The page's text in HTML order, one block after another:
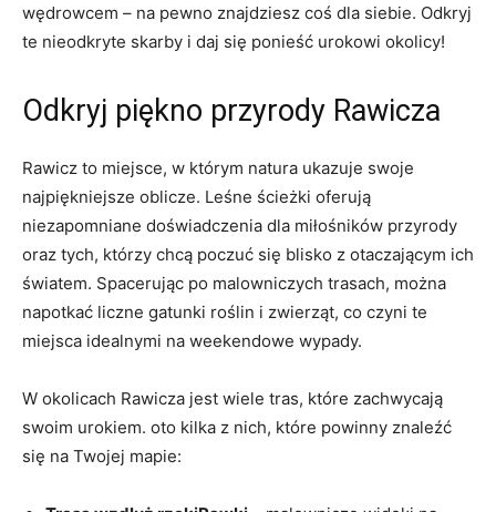
wędrowcem – na pewno znajdziesz coś dla siebie. Odkryj
te nieodkryte skarby i daj się ponieść urokowi okolicy!
Odkryj piękno przyrody Rawicza
Rawicz to miejsce, w którym natura ukazuje swoje
najpiękniejsze oblicze. Leśne ścieżki oferują
niezapomniane doświadczenia dla miłośników przyrody
oraz tych, którzy chcą poczuć się blisko z otaczającym ich
światem. Spacerując po malowniczych trasach, można
napotkać liczne gatunki roślin i zwierząt, co czyni te
miejsca idealnymi na weekendowe wypady.
W okolicach Rawicza jest wiele tras, które zachwycają
swoim urokiem. oto kilka z nich, które powinny znaleźć
się na Twojej mapie: